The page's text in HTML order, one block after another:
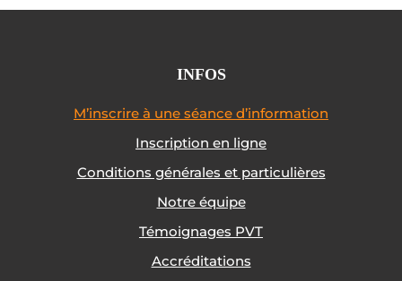
INFOS
M’inscrire à une séance d’information
Inscription en ligne
Conditions générales et particulières
Notre équipe
Témoignages PVT
Accréditations